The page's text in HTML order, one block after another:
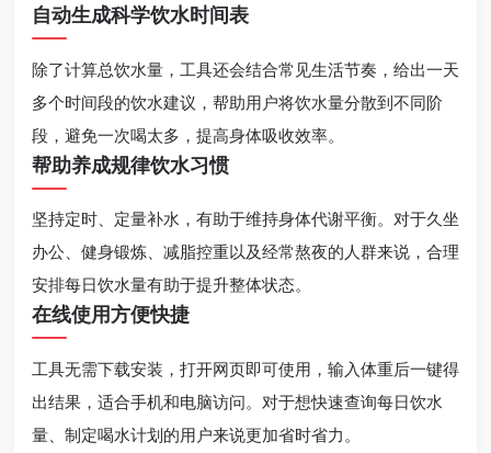
自动生成科学饮水时间表
除了计算总饮水量，工具还会结合常见生活节奏，给出一天
多个时间段的饮水建议，帮助用户将饮水量分散到不同阶
段，避免一次喝太多，提高身体吸收效率。
帮助养成规律饮水习惯
坚持定时、定量补水，有助于维持身体代谢平衡。对于久坐
办公、健身锻炼、减脂控重以及经常熬夜的人群来说，合理
安排每日饮水量有助于提升整体状态。
在线使用方便快捷
工具无需下载安装，打开网页即可使用，输入体重后一键得
出结果，适合手机和电脑访问。对于想快速查询每日饮水
量、制定喝水计划的用户来说更加省时省力。